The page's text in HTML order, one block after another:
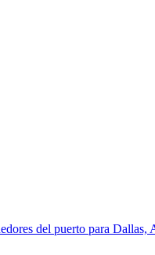
del puerto para